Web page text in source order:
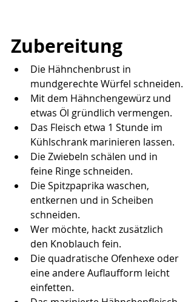
Zubereitung
Die Hähnchenbrust in
mundgerechte Würfel schneiden.
Mit dem Hähnchengewürz und
etwas Öl gründlich vermengen.
Das Fleisch etwa 1 Stunde im
Kühlschrank marinieren lassen.
Die Zwiebeln schälen und in
feine Ringe schneiden.
Die Spitzpaprika waschen,
entkernen und in Scheiben
schneiden.
Wer möchte, hackt zusätzlich
den Knoblauch fein.
Die quadratische Ofenhexe oder
eine andere Auflaufform leicht
einfetten.